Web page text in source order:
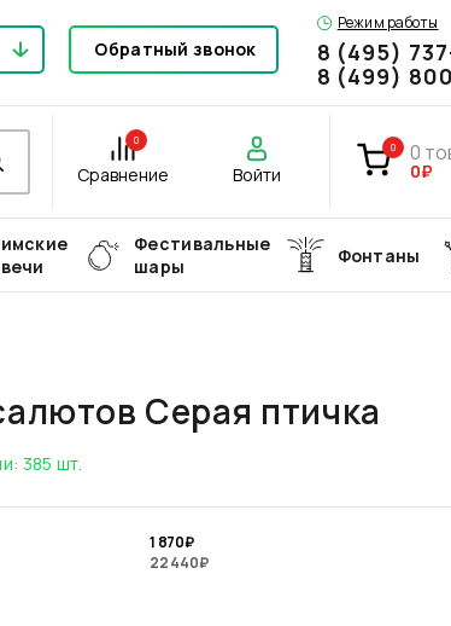
Обратный звонок
Режим работы
8 (495)
8 (499)
0
Сравнение Войти
0 0
0₽
Фестивальные
шары
Фонтаны
Серая птичка
385 шт.
1 870₽
22 440₽